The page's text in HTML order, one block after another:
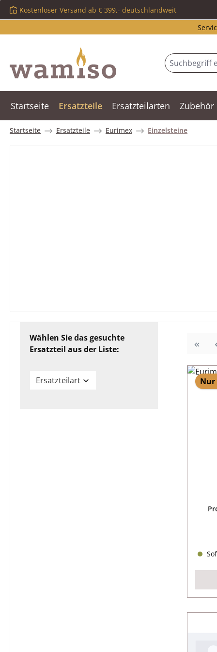
Hauptinhalt springen
Zur Suche springen
Zur Hauptnavigation springen
Kostenloser Versand ab € 399,- deutschlandweit
Startseite Ersatzteile Ersatzteilarten Zubehör
Startseite Ersatzteile Eurimex Einzelsteine
Wählen Sie das gesuchte
Ersatzteil aus der Liste:
Ersatzteilart Nur